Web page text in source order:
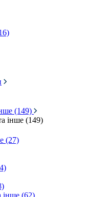
(149)
інше (149)
(27)
інше (62)